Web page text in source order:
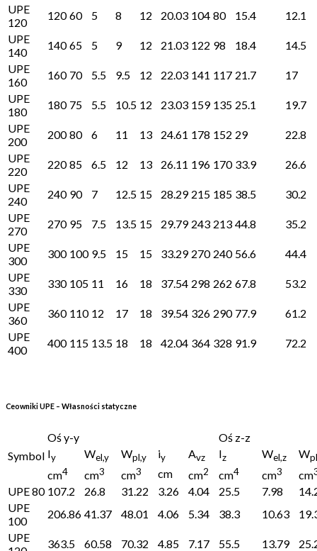
UPE
120
120 60 5 8 12 20.03 104 80 15.4
12.1
UPE
140
140 65 5 9 12 21.03 122 98 18.4
14.5
UPE
160
160 70 5.5 9.5 12 22.03 141 117 21.7
17
UPE
180
180 75 5.5 10.5 12 23.03 159 135 25.1
19.7
UPE
200
200 80 6 11 13 24.61 178 152 29
22.8
UPE
220
220 85 6.5 12 13 26.11 196 170 33.9
26.6
UPE
240
240 90 7 12.5 15 28.29 215 185 38.5
30.2
UPE
270
270 95 7.5 13.5 15 29.79 243 213 44.8
35.2
UPE
300
300 100 9.5 15 15 33.29 270 240 56.6
44.4
UPE
330
330 105 11 16 18 37.54 298 262 67.8
53.2
UPE
360
360 110 12 17 18 39.54 326 290 77.9
61.2
UPE
400
400 115 13.5 18 18 42.04 364 328 91.9 72.2
Ceowniki UPE – Własności statyczne
Symbol
Oś y-y
Oś z-z
Iy Wel,y Wpl,y iy Avz Iz Wel,z W
cm4 cm3 cm3 cm cm2 cm4 cm3 cm
UPE 80 107.2 26.8 31.22 3.26 4.04 25.5 7.98
UPE
100
206.86 41.37 48.01 4.06 5.34 38.3 10.63
UPE
363.5 60.58 70.32 4.85 7.17 55.5 13.79